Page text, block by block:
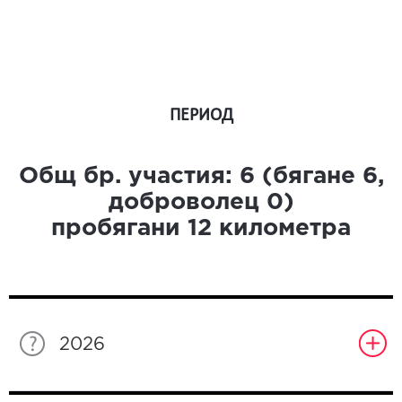
ПЕРИОД
Общ бр. участия: 6 (бягане 6,
доброволец 0)
пробягани 12 километра
2026